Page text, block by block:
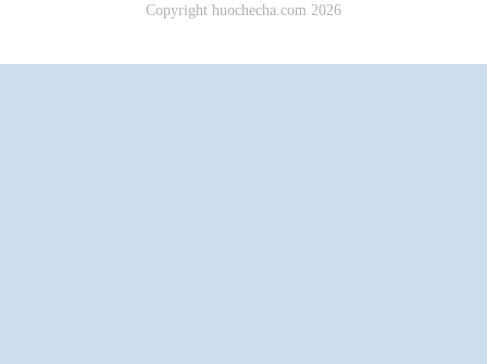
Copyright huochecha.com 2026